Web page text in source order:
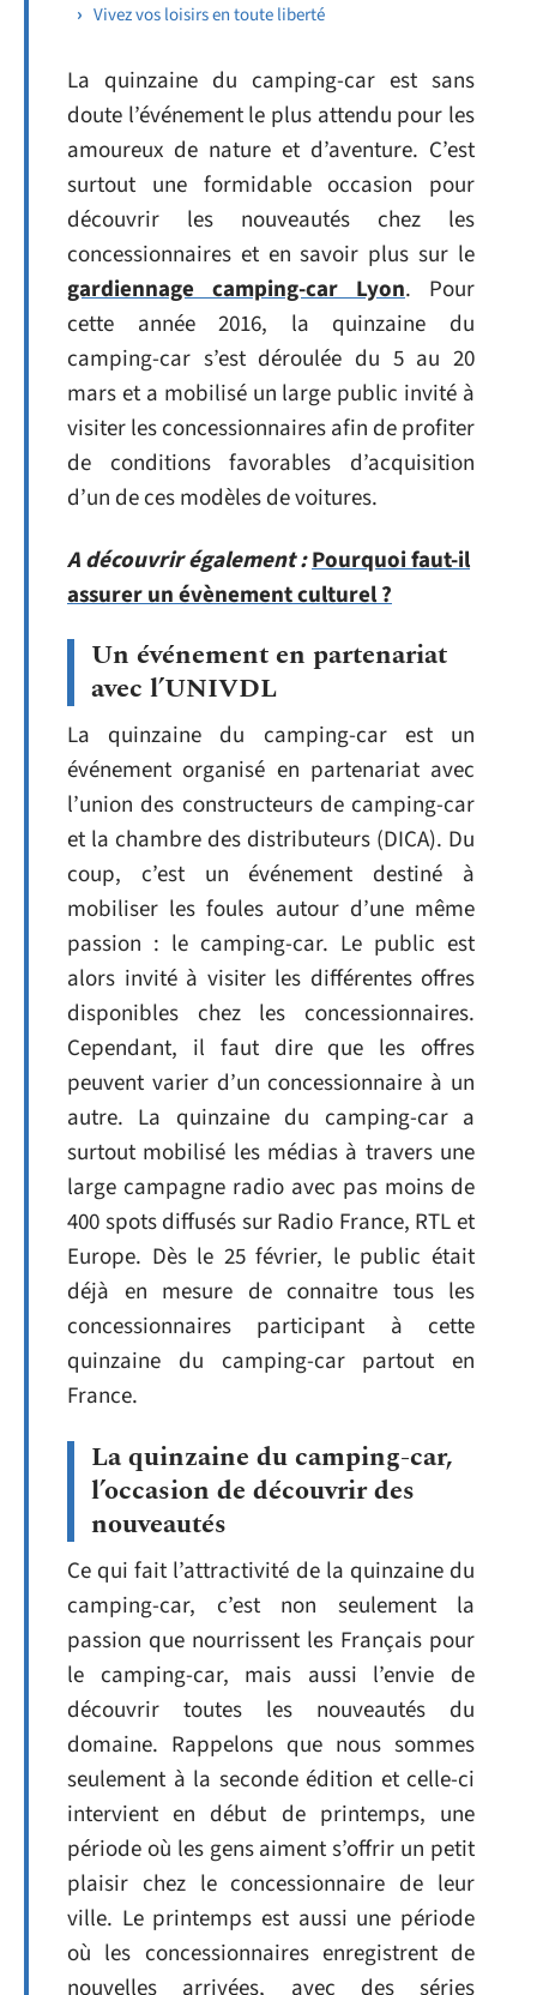
Vivez vos loisirs en toute liberté
La quinzaine du camping-car est sans
doute l’événement le plus attendu pour les
amoureux de nature et d’aventure. C’est
surtout une formidable occasion pour
découvrir les nouveautés chez les
concessionnaires et en savoir plus sur le
gardiennage camping-car Lyon. Pour
cette année 2016, la quinzaine du
camping-car s’est déroulée du 5 au 20
mars et a mobilisé un large public invité à
visiter les concessionnaires afin de profiter
de conditions favorables d’acquisition
d’un de ces modèles de voitures.
A découvrir également :Pourquoi faut-il
assurer un évènement culturel ?
Un événement en partenariat
avec l’UNIVDL
La quinzaine du camping-car est un
événement organisé en partenariat avec
l’union des constructeurs de camping-car
et la chambre des distributeurs (DICA). Du
coup, c’est un événement destiné à
mobiliser les foules autour d’une même
passion : le camping-car. Le public est
alors invité à visiter les différentes offres
disponibles chez les concessionnaires.
Cependant, il faut dire que les offres
peuvent varier d’un concessionnaire à un
autre. La quinzaine du camping-car a
surtout mobilisé les médias à travers une
large campagne radio avec pas moins de
400 spots diffusés sur Radio France, RTL et
Europe. Dès le 25 février, le public était
déjà en mesure de connaitre tous les
concessionnaires participant à cette
quinzaine du camping-car partout en
France.
La quinzaine du camping-car,
l’occasion de découvrir des
nouveautés
Ce qui fait l’attractivité de la quinzaine du
camping-car, c’est non seulement la
passion que nourrissent les Français pour
le camping-car, mais aussi l’envie de
découvrir toutes les nouveautés du
domaine. Rappelons que nous sommes
seulement à la seconde édition et celle-ci
intervient en début de printemps, une
période où les gens aiment s’offrir un petit
plaisir chez le concessionnaire de leur
ville. Le printemps est aussi une période
où les concessionnaires enregistrent de
nouvelles arrivées, avec des séries